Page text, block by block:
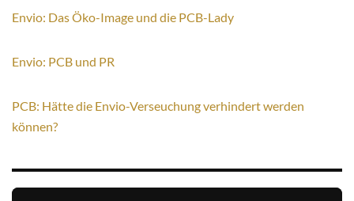
Envio: Das Öko-Image und die PCB-Lady
Envio: PCB und PR
PCB: Hätte die Envio-Verseuchung verhindert werden
können?